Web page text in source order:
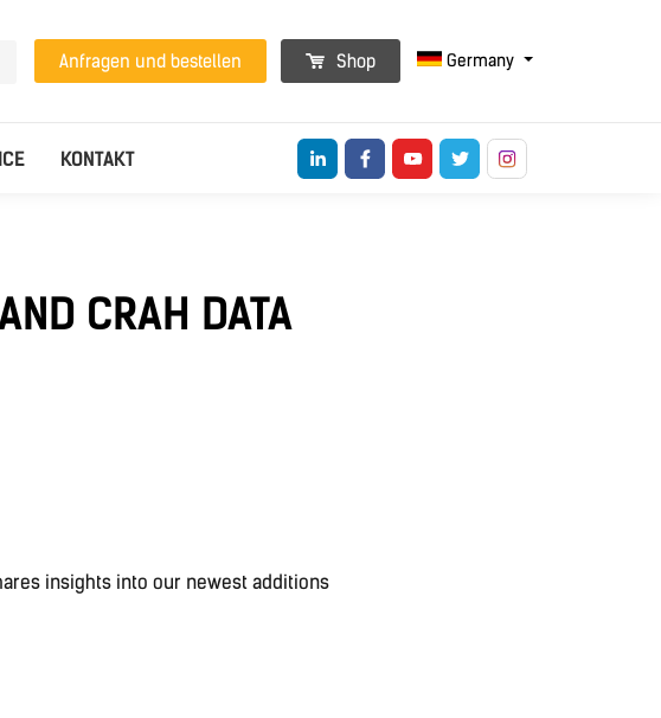
Anfragen und bestellen Shop Germany
KONTAKT
CRAH DATA
insights into our newest additions